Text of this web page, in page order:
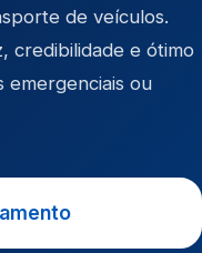
de veículos.
credibilidade e ótimo
emergenciais ou